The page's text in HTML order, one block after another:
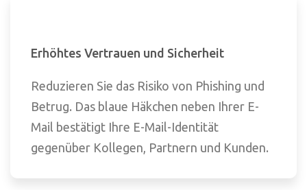
Erhöhtes Vertrauen und Sicherheit
Reduzieren Sie das Risiko von Phishing und
Betrug. Das blaue Häkchen neben Ihrer E-
Mail bestätigt Ihre E-Mail-Identität
gegenüber Kollegen, Partnern und Kunden.